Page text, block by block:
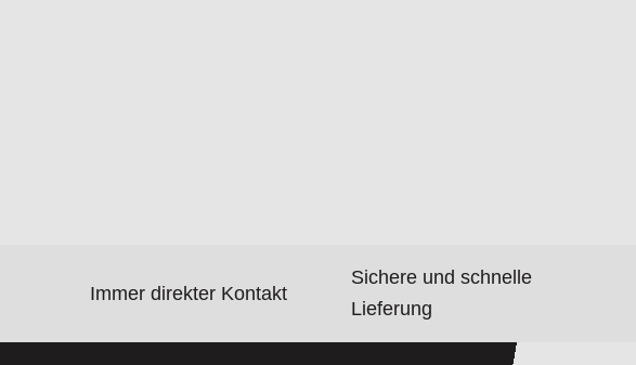
Immer direkter Kontakt
Sichere und schnelle
Lieferung